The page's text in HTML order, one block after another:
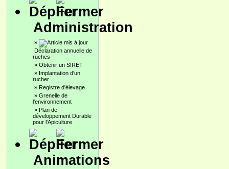
Administration
»
Déclaration annuelle de
ruches
» Obtenir un SIRET
» Implantation d'un
rucher
» Registre d'élevage
» Grenelle de
l'environnement
» Plan de
développement Durable
pour l'Apiculture
Animations